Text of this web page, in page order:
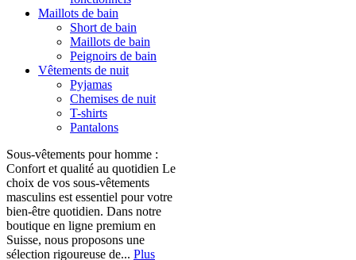
Maillots de bain
Short de bain
Maillots de bain
Peignoirs de bain
Vêtements de nuit
Pyjamas
Chemises de nuit
T-shirts
Pantalons
Sous-vêtements pour homme :
Confort et qualité au quotidien Le
choix de vos sous-vêtements
masculins est essentiel pour votre
bien-être quotidien. Dans notre
boutique en ligne premium en
Suisse, nous proposons une
sélection rigoureuse de... Plus